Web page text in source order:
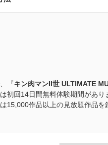
『キン肉マンII世 ULTIMATE
初回14日間無料体験期間があり
15,000作品以上の見放題作品を